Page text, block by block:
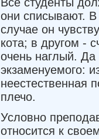
они списы­вают.
случае он
кота; в другом -
очень наглый. Да
экзаменуемого:
неестествен­ная
плечо.
Условно
относится к